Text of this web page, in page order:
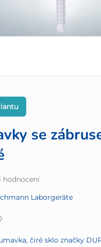
se
hodnocení
Laborgeräte
čiré sklo značky